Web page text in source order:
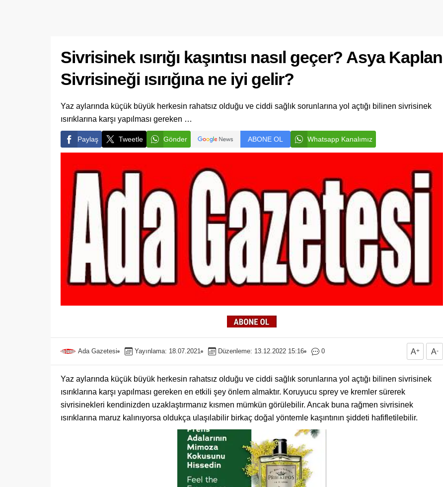
Sivrisinek ısırığı kaşıntısı nasıl geçer? Asya Kaplan
Sivrisineği ısırığına ne iyi gelir?
Yaz aylarında küçük büyük herkesin rahatsız olduğu ve ciddi sağlık sorunlarına yol açtığı bilinen sivrisinek
ısırıklarına karşı yapılması gereken …
Paylaş Tweetle Gönder ABONE OL Whatsapp Kanalımız
Ada Gazetesi Yayınlama: 18.07.2021 Düzenleme: 13.12.2022 15:16 0 A+ A-
Yaz aylarında küçük büyük herkesin rahatsız olduğu ve ciddi sağlık sorunlarına yol açtığı bilinen sivrisinek
ısırıklarına karşı yapılması gereken en etkili şey önlem almaktır. Koruyucu sprey ve kremler sürerek
sivrisinekleri kendinizden uzaklaştırmanız kısmen mümkün görülebilir. Ancak buna rağmen sivrisinek
ısırıklarına maruz kalınıyorsa oldukça ulaşılabilir birkaç doğal yöntemle kaşıntının şiddeti hafifletilebilir.